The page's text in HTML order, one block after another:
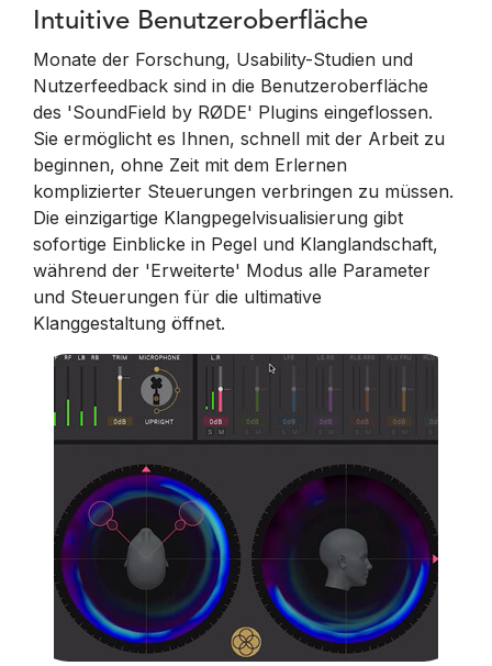
Intuitive Benutzeroberfläche
Monate der Forschung, Usability-Studien und
Nutzerfeedback sind in die Benutzeroberfläche
des 'SoundField by RØDE' Plugins eingeflossen.
Sie ermöglicht es Ihnen, schnell mit der Arbeit zu
beginnen, ohne Zeit mit dem Erlernen
komplizierter Steuerungen verbringen zu müssen.
Die einzigartige Klangpegelvisualisierung gibt
sofortige Einblicke in Pegel und Klanglandschaft,
während der 'Erweiterte' Modus alle Parameter
und Steuerungen für die ultimative
Klanggestaltung öffnet.